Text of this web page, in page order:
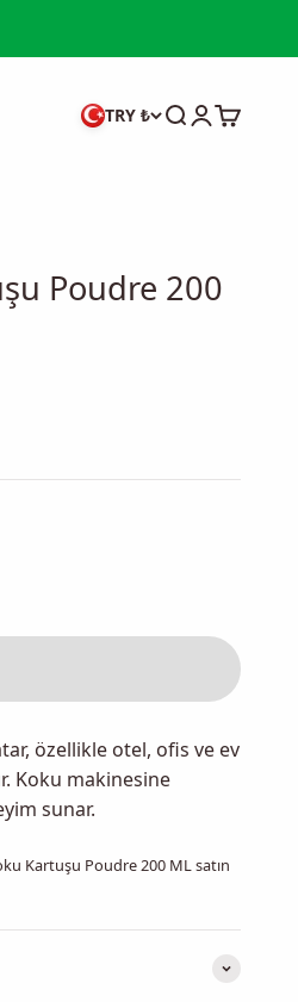
TRY ₺ Ara Giriş yap
Sepet
Poudre 200
özellikle otel, ofis ve ev
Koku makinesine
sunar.
Kartuşu Poudre 200 MLsatın